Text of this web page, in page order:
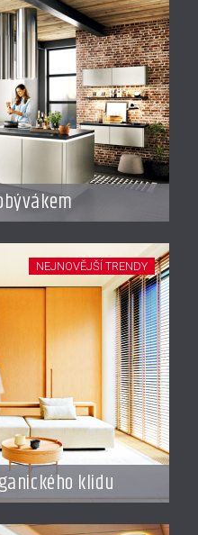
klidu
NEJNOVĚJŠÍ TRENDY